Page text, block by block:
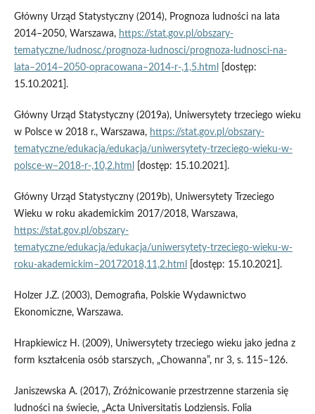
Główny Urząd Statystyczny (2014), Prognoza ludności na lata
2014–2050, Warszawa, https://stat.gov.pl/obszary-
tematyczne/ludnosc/prognoza-ludnosci/prognoza-ludnosci-na-
lata–2014–2050-opracowana–2014-r-,1,5.html
[dostęp:
15.10.2021].
Główny Urząd Statystyczny (2019a), Uniwersytety trzeciego wieku
w Polsce w 2018 r., Warszawa, https://stat.gov.pl/obszary-
tematyczne/edukacja/edukacja/uniwersytety-trzeciego-wieku-w-
polsce-w–2018-r-,10,2.html
[dostęp: 15.10.2021].
Główny Urząd Statystyczny (2019b), Uniwersytety Trzeciego
Wieku w roku akademickim 2017/2018, Warszawa,
https://stat.gov.pl/obszary-
tematyczne/edukacja/edukacja/uniwersytety-trzeciego-wieku-w-
roku-akademickim–20172018,11,2.html
[dostęp: 15.10.2021].
Holzer J.Z. (2003), Demografia, Polskie Wydawnictwo
Ekonomiczne, Warszawa.
Hrapkiewicz H. (2009), Uniwersytety trzeciego wieku jako jedna z
form kształcenia osób starszych, „Chowanna”, nr 3, s. 115–126.
Janiszewska A. (2017), Zróżnicowanie przestrzenne starzenia się
ludności na świecie, „Acta Universitatis Lodziensis. Folia